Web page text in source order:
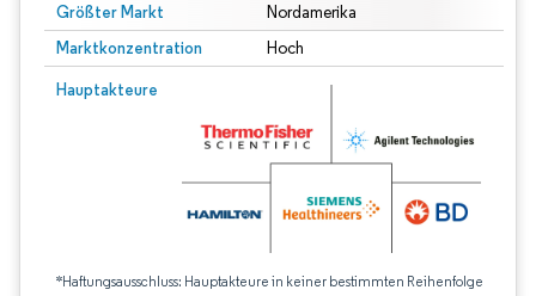
Größter Markt Nordamerika
Marktkonzentration Hoch
Hauptakteure
*Haftungsausschluss: Hauptakteure in keiner bestimmten Reihenfolge